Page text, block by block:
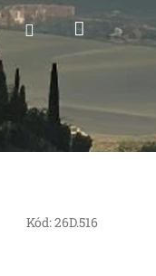
PřihlášeníNákupní
Kód:26D.516